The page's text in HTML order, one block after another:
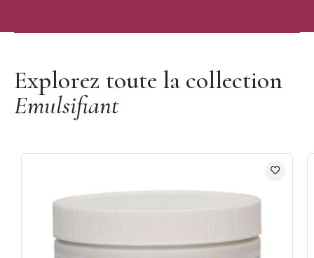
Explorez toute la collection
Emulsifiant